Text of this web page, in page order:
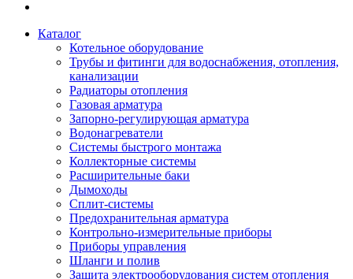
Каталог
Котельное оборудование
Трубы и фитинги для водоснабжения, отопления,
канализации
Радиаторы отопления
Газовая арматура
Запорно-регулирующая арматура
Водонагреватели
Системы быстрого монтажа
Коллекторные системы
Расширительные баки
Дымоходы
Сплит-системы
Предохранительная арматура
Контрольно-измерительные приборы
Приборы управления
Шланги и полив
Защита электрооборудования систем отопления